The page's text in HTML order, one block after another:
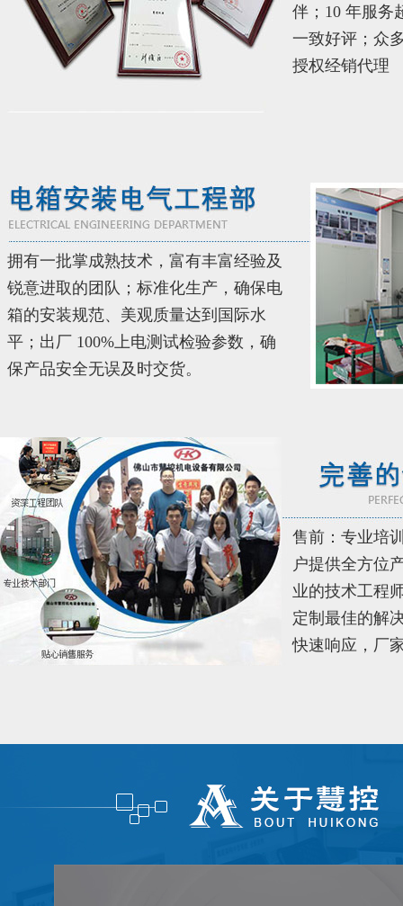
伴；10 年服务
一致好评；众
授权经销代理
拥有一批掌成熟技术，富有丰富经验及
锐意进取的团队；标准化生产，确保电
箱的安装规范、美观质量达到国际水
平；出厂 100%上电测试检验参数，确
保产品安全无误及时交货。
售前：专业培
户提供全方位
业的技术工程
定制最佳的解
快速响应，厂